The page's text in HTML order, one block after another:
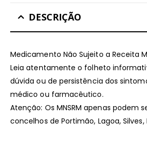
DESCRIÇÃO
Medicamento Não Sujeito a Receita
Leia atentamente o folheto
dúvida ou de persistência dos
médico ou farmacêutico.
Atenção: Os MNSRM apenas podem
concelhos de Portimão, Lagoa,